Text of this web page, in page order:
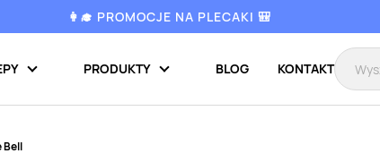
👩‍🎓 PROMOCJE NA PLECAKI 🎒
PRODUKTY BLOG KONTAKT
Bell